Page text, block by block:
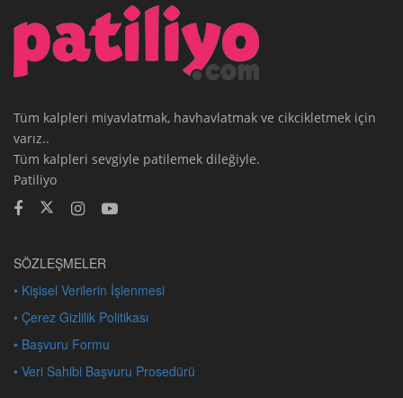
Tüm kalpleri miyavlatmak, havhavlatmak ve cikcikletmek için
varız..
Tüm kalpleri sevgiyle patilemek dileğiyle.
Patiliyo
SÖZLEŞMELER
• Kişisel Verilerin İşlenmesi
• Çerez Gizlilik Politikası
• Başvuru Formu
• Veri Sahibi Başvuru Prosedürü